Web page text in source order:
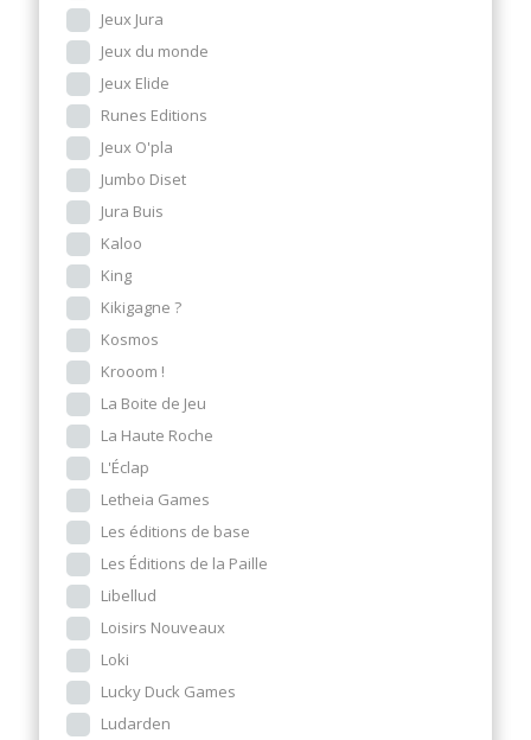
Jeux Jura
Jeux du monde
Jeux Elide
Runes Editions
Jeux O'pla
Jumbo Diset
Jura Buis
Kaloo
King
Kikigagne ?
Kosmos
Krooom !
La Boite de Jeu
La Haute Roche
L'Éclap
Letheia Games
Les éditions de base
Les Éditions de la Paille
Libellud
Loisirs Nouveaux
Loki
Lucky Duck Games
Ludarden